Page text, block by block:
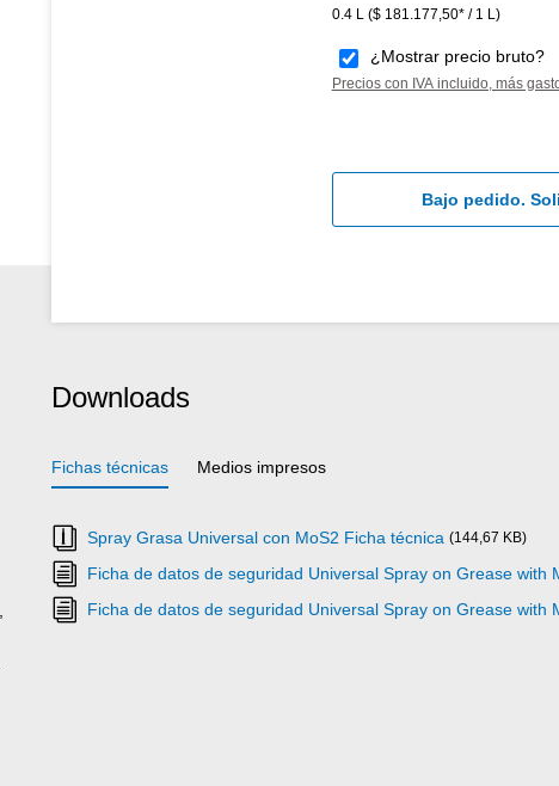
0.4 L ($ 181.177,50* / 1 L)
¿Mostrar precio bruto?
Precios con IVA incluido, más
Bajo pedido.
Downloads
Fichas técnicas Medios impresos
Spray Grasa Universal con MoS2 Ficha técnica (144,67 KB)
Ficha de datos de seguridad Universal Spray on Grease with
Ficha de datos de seguridad Universal Spray on Grease with